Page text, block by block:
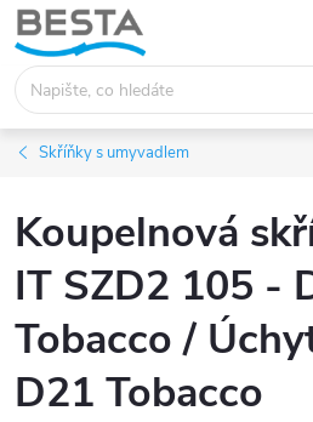
Přejít
na
obsah
Skříňky s umyvadlem
Koupelnová
IT SZD2 105 -
Tobacco /
D21 Tobacco